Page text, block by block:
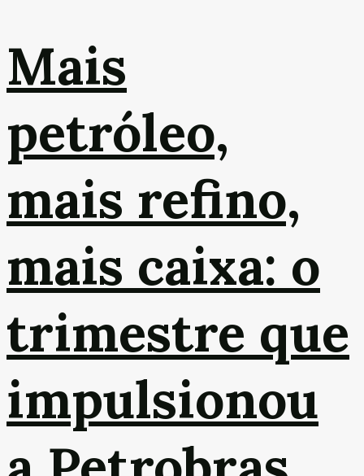
Mais
petróleo,
mais refino,
mais caixa: o
trimestre que
impulsionou